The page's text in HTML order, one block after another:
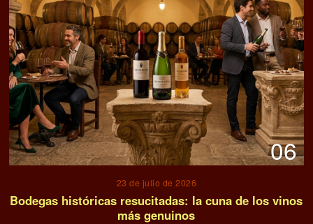
06
23 de julio de 2026
Bodegas históricas resucitadas: la cuna de los vinos
más genuinos